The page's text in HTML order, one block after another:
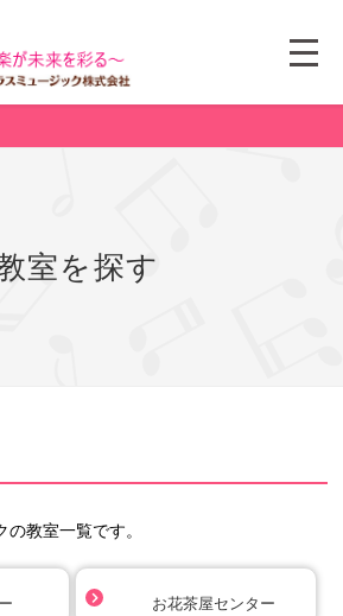
室を探す
教室一覧です。
お花茶屋センター